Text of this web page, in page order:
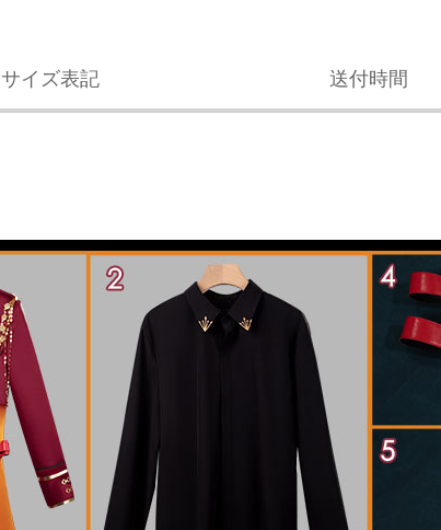
サイズ表記 送付時間